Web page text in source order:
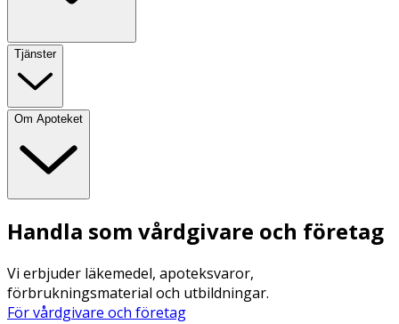
Tjänster
Om Apoteket
Handla som vårdgivare och företag
Vi erbjuder läkemedel, apoteksvaror,
förbrukningsmaterial och utbildningar.
För vårdgivare och företag